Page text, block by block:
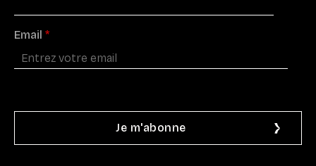
Email *